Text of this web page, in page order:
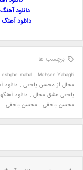
دانلود
دانلود
برچسب ها
eshghe mahal , Mohsen Yahaghi
محال از محسن یاحقی ,
یاحقی عشق محال , دانلود
محسن یاحقی , محسن یاحقی